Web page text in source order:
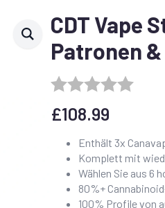
CDT Vape
Patronen &
£108.99
Enthält 3x
Komplett mit
Wählen Sie aus 6
80%+
100% Profile von